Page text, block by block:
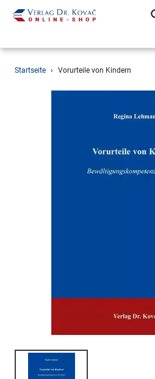
DirektStartseite › Vorurteile von Kindern